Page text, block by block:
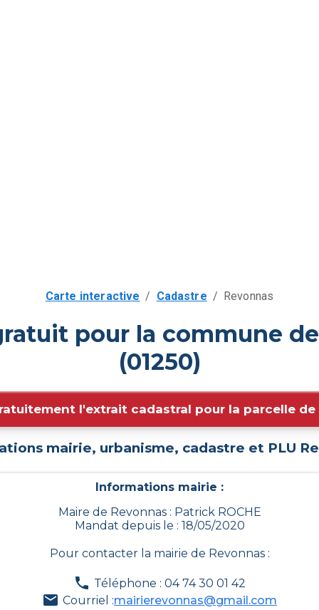
Carte interactive / Cadastre / Revonnas
pour la commune
(01250)
l'extrait cadastral pour la parcelle de
mairie, urbanisme, cadastre et PLU
Informations mairie :
Maire de Revonnas : Patrick ROCHE
Mandat depuis le : 18/05/2020
Pour contacter la mairie de Revonnas:
Téléphone : 04 74 30 01 42
Courriel :mairierevonnas@gmail.com